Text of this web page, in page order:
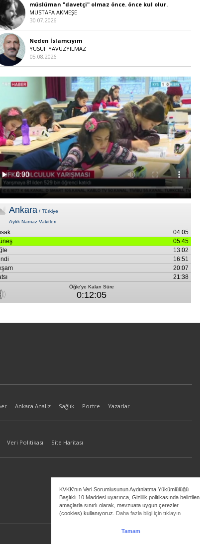
KVKK'nın Veri Sorumlusunun Aydınlatma Yükümlülüğü
Başlıklı 10.Maddesi uyarınca, Gizlilik politikasında belirtilen
amaçlarla sınırlı olarak, mevzuata uygun çerezler
(cookies) kullanıyoruz. Daha fazla bilgi için tıklayın
Tamam
müslüman "davetçi" olmaz önce. önce kul olur.
MUSTAFA AKMEŞE
30.07.2026
Neden İslamcıyım
YUSUF YAVUZYILMAZ
05.08.2026
Ankara Analiz Sağlık Portre Yazarlar
Veri Politikası Site Haritası